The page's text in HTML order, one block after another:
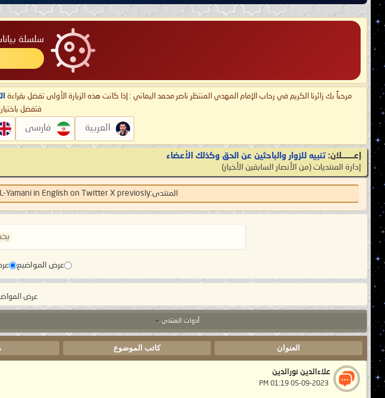
سلسلة
مرحباً بك زائرنا الكريم في رحاب الإمام المهدي المنتظر ناصر محمد اليماني : إذا كانت هذه الزيارة الأولى تفضل بقراءة
فتفضل
العربية فارسی
إعـــــــلان: تنبيه للزوار والباحثين عن الحق وكذلك الأعضاء
إدارة المنتديات ‏(من الأنصار السابقين الأخيار)
المنتدى:Yamani in English on Twitter X previosly
عرض المواضيع
عرض المواضيع من 1
أدوات المنتدى
العنوان كاتب الموضوع
علاءالدين نورالدين